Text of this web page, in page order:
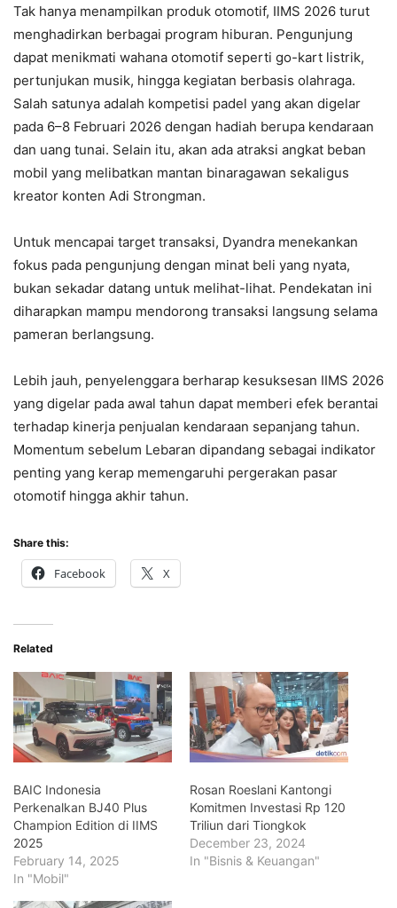
Tak hanya menampilkan produk otomotif, IIMS 2026 turut
menghadirkan berbagai program hiburan. Pengunjung
dapat menikmati wahana otomotif seperti go-kart listrik,
pertunjukan musik, hingga kegiatan berbasis olahraga.
Salah satunya adalah kompetisi padel yang akan digelar
pada 6–8 Februari 2026 dengan hadiah berupa kendaraan
dan uang tunai. Selain itu, akan ada atraksi angkat beban
mobil yang melibatkan mantan binaragawan sekaligus
kreator konten Adi Strongman.
Untuk mencapai target transaksi, Dyandra menekankan
fokus pada pengunjung dengan minat beli yang nyata,
bukan sekadar datang untuk melihat-lihat. Pendekatan ini
diharapkan mampu mendorong transaksi langsung selama
pameran berlangsung.
Lebih jauh, penyelenggara berharap kesuksesan IIMS 2026
yang digelar pada awal tahun dapat memberi efek berantai
terhadap kinerja penjualan kendaraan sepanjang tahun.
Momentum sebelum Lebaran dipandang sebagai indikator
penting yang kerap memengaruhi pergerakan pasar
otomotif hingga akhir tahun.
Share this:
Facebook X
Related
BAIC Indonesia
Perkenalkan BJ40 Plus
Champion Edition di IIMS
2025
February 14, 2025
In "Mobil"
Rosan Roeslani Kantongi
Komitmen Investasi Rp 120
Triliun dari Tiongkok
December 23, 2024
In "Bisnis & Keuangan"